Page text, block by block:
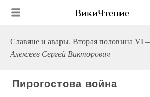
ВикиЧтение
Славяне и авары. Вторая половина VI
Алексеев Сергей Викторович
Пирогостова война